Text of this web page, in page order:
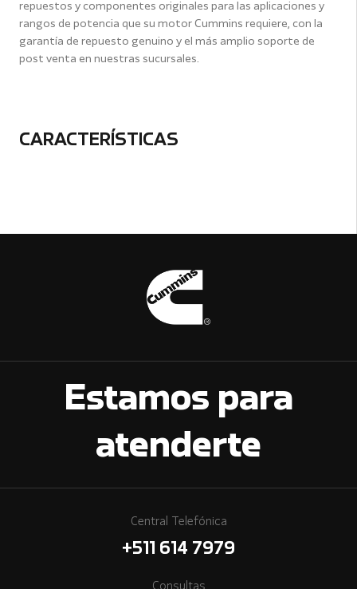
repuestos y componentes originales para las aplicaciones y
rangos de potencia que su motor Cummins requiere, con la
garantía de repuesto genuino y el más amplio soporte de
post venta en nuestras sucursales.
CARACTERÍSTICAS
Estamos para
atenderte
Central Telefónica
+511 614 7979
Consultas